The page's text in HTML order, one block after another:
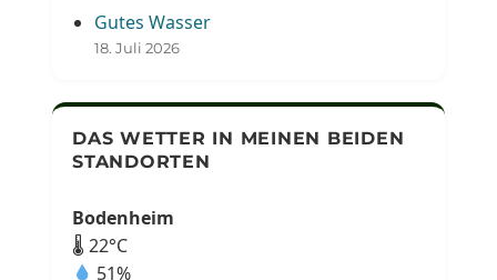
Gutes Wasser
18. Juli 2026
DAS WETTER IN MEINEN BEIDEN
STANDORTEN
Bodenheim
🌡 22°C
51%